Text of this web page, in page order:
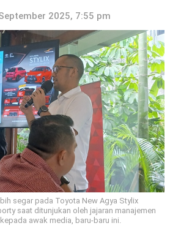
2025, 7:55 pm
segar pada Toyota New Agya Stylix
saat ditunjukan oleh jajaran manajemen
awak media, baru-baru ini.